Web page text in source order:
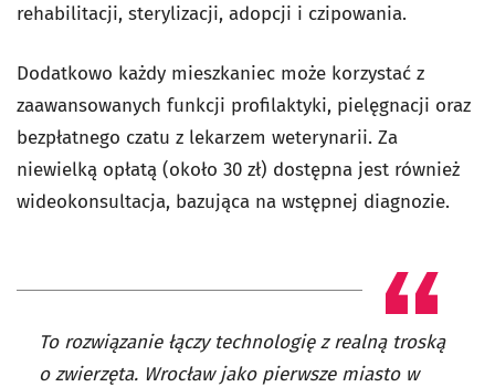
rehabilitacji, sterylizacji, adopcji i czipowania.
Dodatkowo każdy mieszkaniec może korzystać z
zaawansowanych funkcji profilaktyki, pielęgnacji oraz
bezpłatnego czatu z lekarzem weterynarii. Za
niewielką opłatą (około 30 zł) dostępna jest również
wideokonsultacja, bazująca na wstępnej diagnozie.
To rozwiązanie łączy technologię z realną troską
o zwierzęta. Wrocław jako pierwsze miasto w